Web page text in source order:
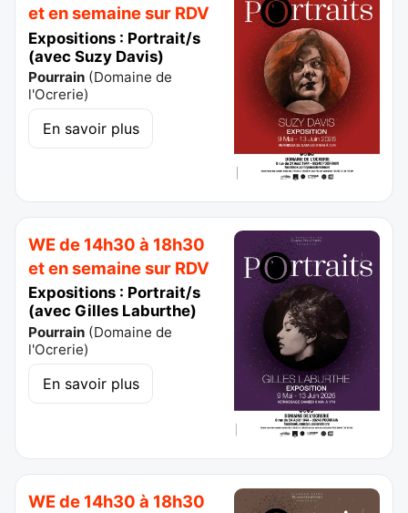
et en semaine sur RDV
Expositions : Portrait/s
(avec Suzy Davis)
Pourrain (Domaine de
l'Ocrerie)
En savoir plus
WE de 14h30 à 18h30
et en semaine sur RDV
Expositions : Portrait/s
(avec Gilles Laburthe)
Pourrain (Domaine de
l'Ocrerie)
En savoir plus
WE de 14h30 à 18h30